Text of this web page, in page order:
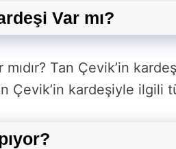
Var mı?
Tan Çevik’in
Çevik’in kardeşiyle ilgili